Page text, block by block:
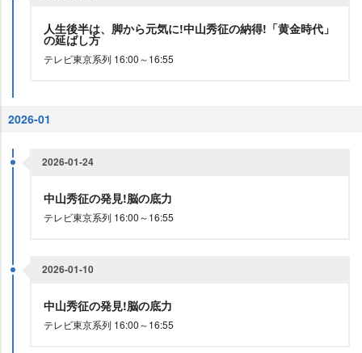
人生後半は、脚から元気に!中山秀征の納得!「黄金時代」
の延ばし方
テレビ東京系列 16:00～16:55
2026-01
2026-01-24
中山秀征の発見!脳の底力
テレビ東京系列 16:00～16:55
2026-01-10
中山秀征の発見!脳の底力
テレビ東京系列 16:00～16:55